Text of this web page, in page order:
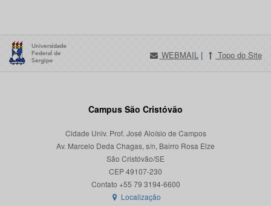
WEBMAIL | Topo do Site
Campus São Cristóvão
Cidade Univ. Prof. José Aloísio de Campos
Av. Marcelo Deda Chagas, s/n, Bairro Rosa Elze
São Cristóvão/SE
CEP 49107-230
Localização